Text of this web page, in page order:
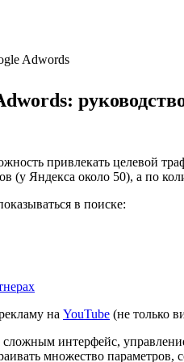
Adwords
привлекать целевой
(у Яндекса около 50), а по
в поиске:
на YouTube (не только
интерфейс,
множество параметров,